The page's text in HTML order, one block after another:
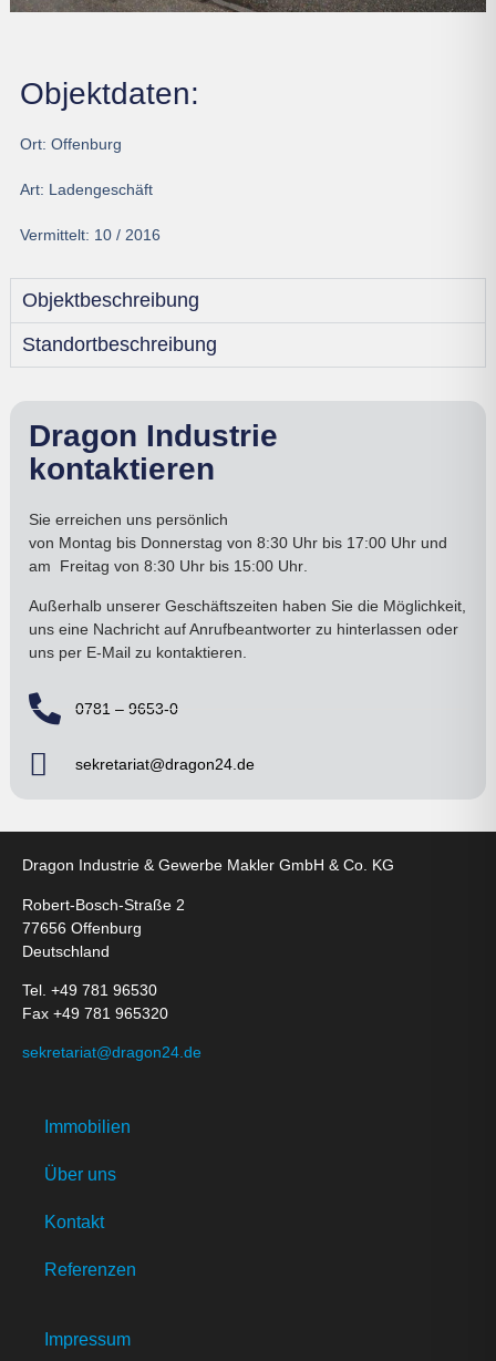
Objektdaten:
Ort: Offenburg
Art: Ladengeschäft
Vermittelt: 10 / 2016
Objektbeschreibung
Standortbeschreibung
Dragon Industrie
kontaktieren
Sie erreichen uns persönlich
von Montag bis Donnerstagvon 8:30 Uhr bis 17:00 Uhr und
am Freitag von 8:30 Uhr bis 15:00 Uhr.
Außerhalb unserer Geschäftszeiten haben Sie die Möglichkeit,
uns eine Nachricht auf Anrufbeantworter zu hinterlassen oder
uns per E-Mail zu kontaktieren.
0781 – 9653-0
sekretariat@dragon24.de
Dragon Industrie & Gewerbe Makler GmbH & Co. KG
Robert-Bosch-Straße 2
77656 Offenburg
Deutschland
Tel. +49 781 96530
Fax +49 781 965320
sekretariat@dragon24.de
Immobilien
Über uns
Kontakt
Referenzen
Impressum